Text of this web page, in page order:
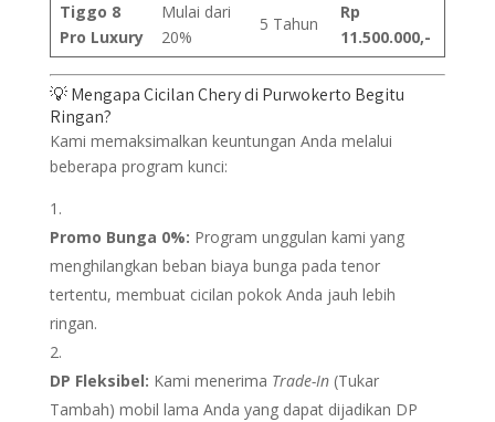
Tiggo 8
Pro Luxury
Mulai dari
20%
5 Tahun
Rp
11.500.000,-
💡 Mengapa Cicilan Chery di Purwokerto Begitu
Ringan?
Kami memaksimalkan keuntungan Anda melalui
beberapa program kunci:
Promo Bunga 0%: Program unggulan kami yang
menghilangkan beban biaya bunga pada tenor
tertentu, membuat cicilan pokok Anda jauh lebih
ringan.
DP Fleksibel: Kami menerima Trade-In(Tukar
Tambah) mobil lama Anda yang dapat dijadikan DP